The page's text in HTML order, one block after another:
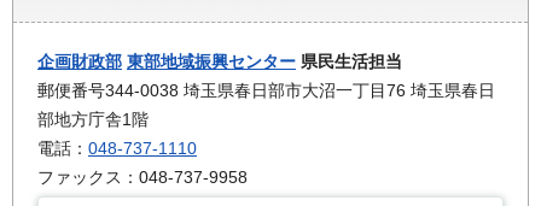
企画財政部 東部地域振興センター 県民生活担当
郵便番号344-0038 埼玉県春日部市大沼一丁目76 埼玉県春日
部地方庁舎1階
電話： 048-737-1110
ファックス：048-737-9958